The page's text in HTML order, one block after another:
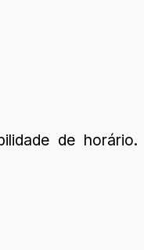
de horário.